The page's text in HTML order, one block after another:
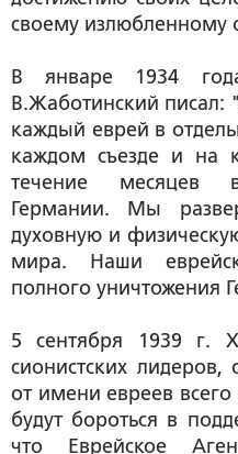
своему излюбленному
В январе 1934
В.Жаботинский писал:
каждый еврей в
каждом съезде и на
течение месяцев
Германии. Мы
духовную и
мира. Наши
полного уничтожения
5 сентября 1939 г.
сионистских
от имени евреев
будут бороться в
что Еврейское